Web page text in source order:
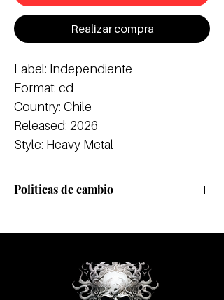
Realizar compra
Label: Independiente
Format: cd
Country: Chile
Released: 2026
Style: Heavy Metal
Politicas de cambio
fábrica